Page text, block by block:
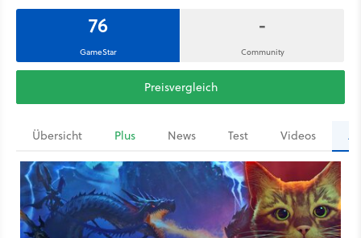
76
GameStar
-
Community
Preisvergleich
Übersicht Plus News Test Videos